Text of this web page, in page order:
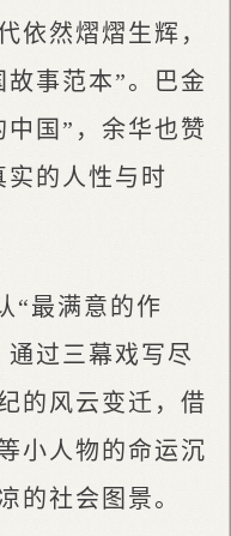
依然熠熠生辉，
事范本”。巴金
国”，余华也赞
实的人性与时
“最满意的作
通过三幕戏写尽
的风云变迁，借
小人物的命运沉
的社会图景。